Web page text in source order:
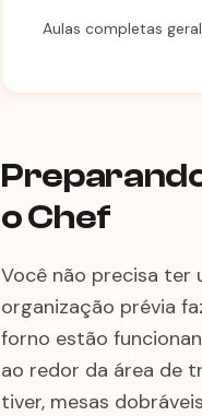
Aulas completas
o Chef
Você não precisa ter
organização prévia
forno estão
ao redor da área de
tiver, mesas